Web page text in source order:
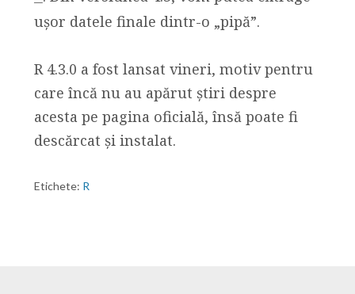
ușor datele finale dintr-o „pipă”.
R 4.3.0 a fost lansat vineri, motiv pentru
care încă nu au apărut știri despre
acesta pe pagina oficială, însă poate fi
descărcat și instalat.
Etichete: R